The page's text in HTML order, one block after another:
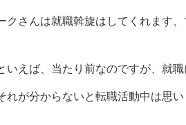
クさんは就職斡旋はしてくれます
いえば、当たり前なのですが、就
れが分からないと転職活動中は思い